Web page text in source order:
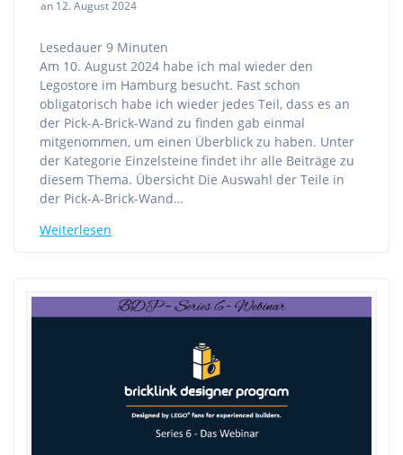
an 12. August 2024
Lesedauer 9 Minuten
Am 10. August 2024 habe ich mal wieder den
Legostore im Hamburg besucht. Fast schon
obligatorisch habe ich wieder jedes Teil, dass es an
der Pick-A-Brick-Wand zu finden gab einmal
mitgenommen, um einen Überblick zu haben. Unter
der Kategorie Einzelsteine findet ihr alle Beiträge zu
diesem Thema. Übersicht Die Auswahl der Teile in
der Pick-A-Brick-Wand…
Weiterlesen